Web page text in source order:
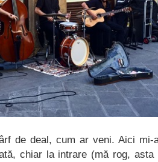
de deal, cum ar veni. Aici mi-
chiar la intrare (mă rog,